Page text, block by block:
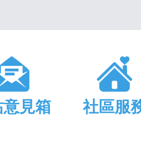
見箱 社區服